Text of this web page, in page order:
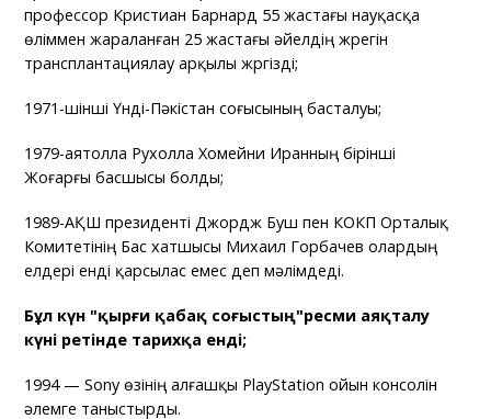
профессор Кристиан Барнард 55 жастағы науқасқа
өліммен жараланған 25 жастағы әйелдің жүрегін
трансплантациялау арқылы жүргізді;
1971-үшінші Үнді-Пәкістан соғысының басталуы;
1979-аятолла Рухолла Хомейни Иранның бірінші
Жоғарғы басшысы болды;
1989-АҚШ президенті Джордж Буш пен КОКП Орталық
Комитетінің Бас хатшысы Михаил Горбачев олардың
елдері енді қарсылас емес деп мәлімдеді.
Бұл күн "қырғи қабақ соғыстың"ресми аяқталу
күні ретінде тарихқа енді;
1994 — Sony өзінің алғашқы PlayStation ойын консолін
әлемге таныстырды.